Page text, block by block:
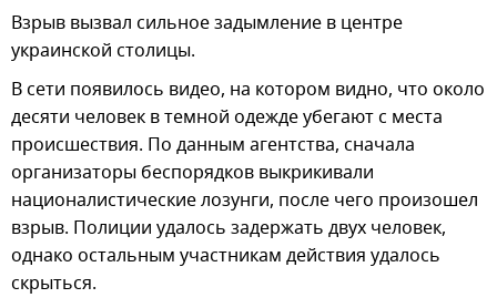
Взрыв вызвал сильное задымление в центре
украинской столицы.
В сети появилось видео, на котором видно, что около
десяти человек в темной одежде убегают с места
происшествия. По данным агентства, сначала
организаторы беспорядков выкрикивали
националистические лозунги, после чего произошел
взрыв. Полиции удалось задержать двух человек,
однако остальным участникам действия удалось
скрыться.